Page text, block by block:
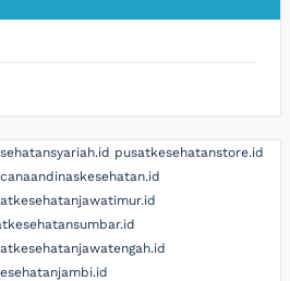
pusatkesehatanstore.id